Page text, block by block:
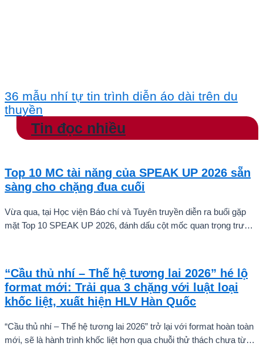
36 mẫu nhí tự tin trình diễn áo dài trên du
thuyền
Tin đọc nhiều
Top 10 MC tài năng của SPEAK UP 2026 sẵn
sàng cho chặng đua cuối
Vừa qua, tại Học viện Báo chí và Tuyên truyền diễn ra buổi gặp
mặt Top 10 SPEAK UP 2026, đánh dấu cột mốc quan trọng trước
“Cầu thủ nhí – Thế hệ tương lai 2026” hé lộ
format mới: Trải qua 3 chặng với luật loại
khốc liệt, xuất hiện HLV Hàn Quốc
“Cầu thủ nhí – Thế hệ tương lai 2026” trở lại với format hoàn toàn
mới, sẽ là hành trình khốc liệt hơn qua chuỗi thử thách chưa từng